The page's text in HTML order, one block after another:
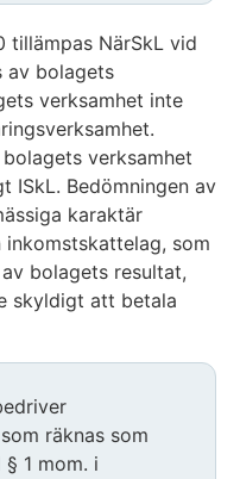
tillämpas NärSkL vid
av bolagets
verksamhet inte
verksamhet
ISkL. Bedömningen av
karaktär
som
bolagets resultat,
skyldigt att betala
räknas som
1 mom. i